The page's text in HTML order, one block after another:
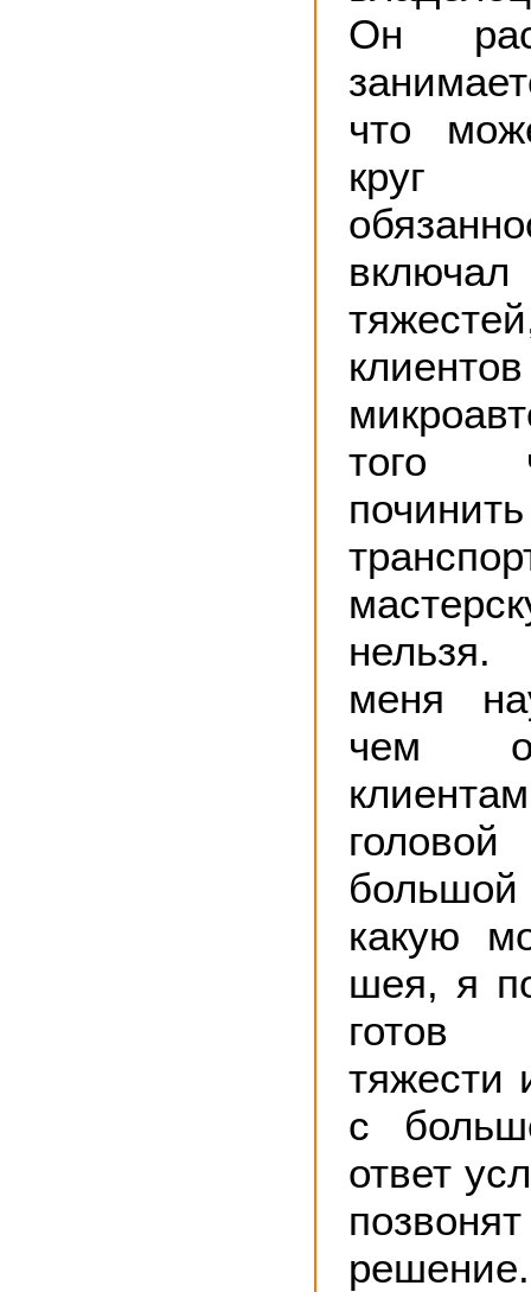
Он
что
того
меня
чем
какую
шея, я
готов
тяжести
с
ответ
решение.